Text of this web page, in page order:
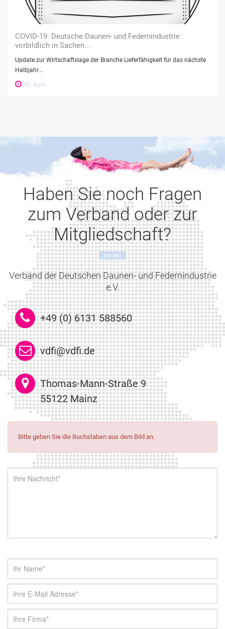
COVID-19: Deutsche Daunen- und Federnindustrie
vorbildlich in Sachen...
Update zur Wirtschaftslage der Branche Lieferfähigkeit für das nächste
Halbjahr...
30. April
Haben Sie noch Fragen
zum Verband oder zur
Mitgliedschaft?
Kontakt
Verband der Deutschen Daunen- und Federnindustrie
e.V.
+49 (0) 6131 588560
vdfi@vdfi.de
Thomas-Mann-Straße 9
55122 Mainz
Bitte geben Sie die Buchstaben aus dem Bild an.